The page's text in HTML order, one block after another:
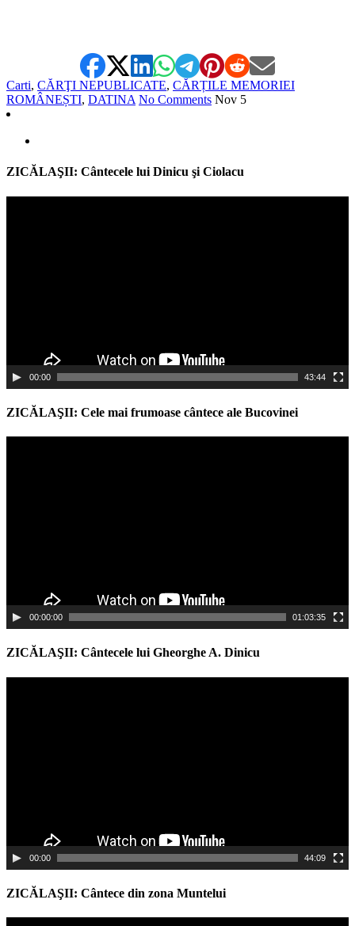
Carti, CĂRŢI NEPUBLICATE, CĂRȚILE MEMORIEI
ROMÂNEȘTI, DATINA No Comments Nov 5
ZICĂLAŞII: Cântecele lui Dinicu şi Ciolacu
00:00 43:44
ZICĂLAŞII: Cele mai frumoase cântece ale Bucovinei
00:00:00 01:03:35
ZICĂLAŞII: Cântecele lui Gheorghe A. Dinicu
00:00 44:09
ZICĂLAŞII: Cântece din zona Muntelui